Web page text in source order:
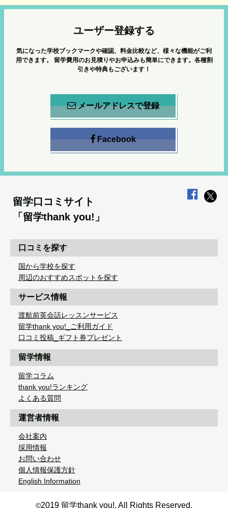
ユーザー登録する
気になった学校ブックマークや確認、料金比較など、様々な機能がご利
用できます。
留学費用のお見積りやお申込みも簡単にできます。各種割
引きや特典もございます！
メールアドレスで登録
Facebook
留学口コミサイト
「留学thank you!」
口コミを探す
国から学校を探す
周辺のおすすめスポットを探す
サービス情報
渡航前英会話レッスンサービス
留学thank you!_ご利用ガイド
口コミ投稿_ギフト券プレゼント
留学情報
留学コラム
thank you!ランキング
よくある質問
運営者情報
会社案内
採用情報
お問い合わせ
個人情報保護方針
English Information
©2019 留学thank you!. All Rights Reserved.